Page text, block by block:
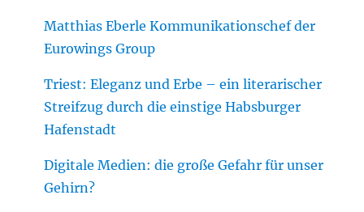
Matthias Eberle Kommunikationschef der
Eurowings Group
Triest: Eleganz und Erbe – ein literarischer
Streifzug durch die einstige Habsburger
Hafenstadt
Digitale Medien: die große Gefahr für unser
Gehirn?